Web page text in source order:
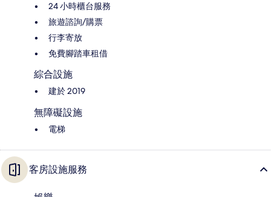
24 小時櫃台服務
旅遊諮詢/購票
行李寄放
免費腳踏車租借
綜合設施
建於 2019
無障礙設施
電梯
客房設施服務